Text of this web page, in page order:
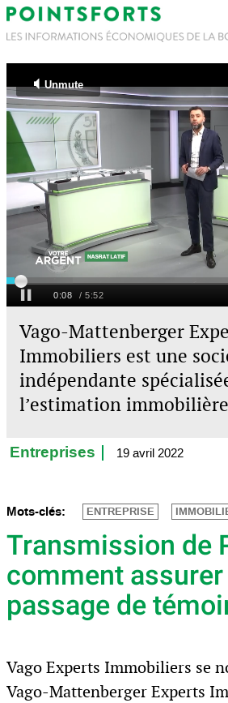
Vago-Mattenberger
Immobiliers est une
indépendante
l’estimation
Entreprises 19 avril 2022
Mots-clés: ENTREPRISE
Transmission de
comment
passage de
Vago Experts Immobiliers se
Vago-Mattenberger Experts